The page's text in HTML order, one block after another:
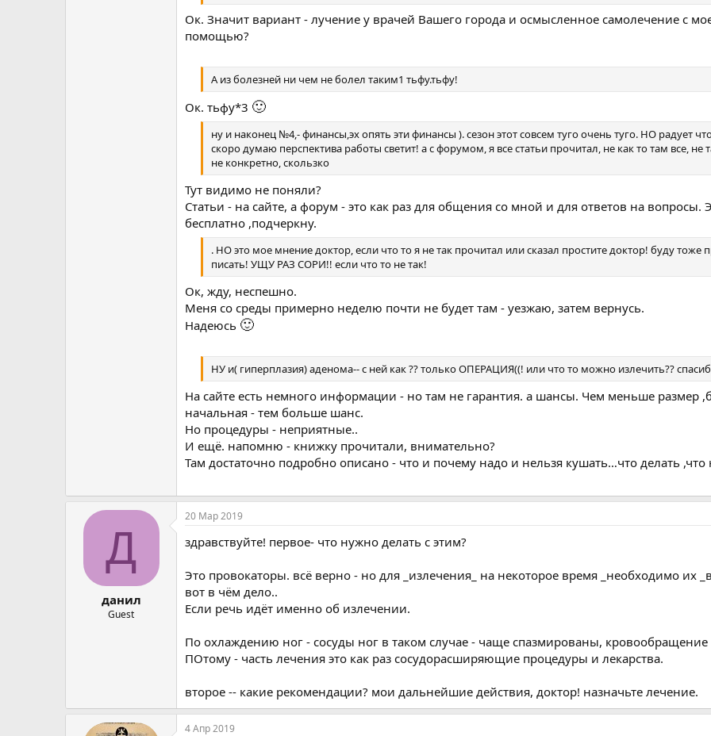
Ок. Значит вариант - лучение у врачей Вашего города и осмысленное самолечение с
помощью?
А из болезней ни чем не болел таким1 тьфу.тьфу!
Ок. тьфу*3 🙂
ну и наконец №4,- финансы,эх опять эти финансы ). сезон этот совсем туго очень туго. НО радует
скоро думаю перспектива работы светит! а с форумом, я все статьи прочитал, не как то там все, не
не конкретно, скользко
Тут видимо не поняли?
Статьи - на сайте, а форум - это как раз для общения со мной и для ответов на вопросы.
бесплатно ,подчеркну.
. НО это мое мнение доктор, если что то я не так прочитал или сказал простите доктор! буду тоже
писать! УЩУ РАЗ СОРИ!! если что то не так!
Ок, жду, неспешно.
Меня со среды примерно неделю почти не будет там - уезжаю, затем вернусь.
Надеюсь 🙂
НУ и( гиперплазия) аденома-- с ней как ?? только ОПЕРАЦИЯ((! или что то можно излечить??
На сайте есть немного информации - но там не гарантия. а шансы. Чем меньше размер
начальная - тем больше шанс.
Но процедуры - неприятные..
И ещё. напомню - книжку прочитали, внимательно?
Там достаточно подробно описано - что и почему надо и нельзя кушать…что делать ,что
Д
данил
Guest
20 Мар 2019
здравствуйте! первое- что нужно делать с этим?
Это провокаторы. всё верно - но для _излечения_ на некоторое время _необходимо их
вот в чём дело..
Если речь идёт именно об излечении.
По охлаждению ног - сосуды ног в таком случае - чаще спазмированы, кровообращение
ПОтому - часть лечения это как раз сосудорасширяющие процедуры и лекарства.
второе -- какие рекомендации? мои дальнейшие действия, доктор! назначьте лечение.
4 Апр 2019